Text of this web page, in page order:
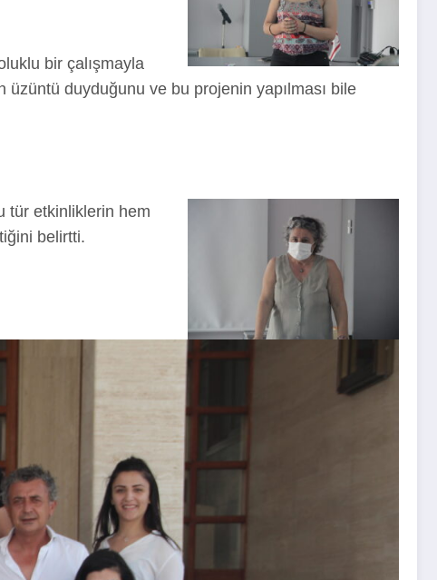
bir çalışmayla
duyduğunu ve bu projenin yapılması bile
tür etkinliklerin hem
belirtti.